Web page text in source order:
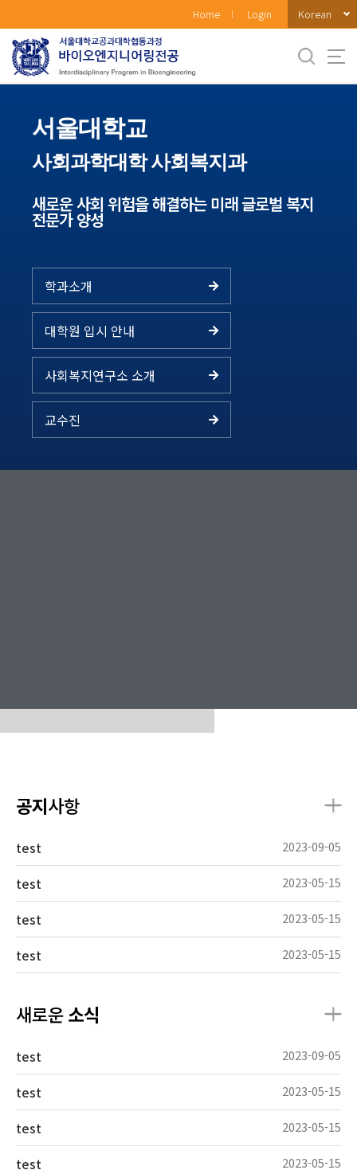
로
메
Home Login Korean
서울대학교
사회과학대학 사회복지과
새로운 사회 위험을 해결하는 미래 글로벌 복지
전문가 양성
학과소개
대학원 입시 안내
사회복지연구소 소개
교수진
공지사항
test 2023-09-05
test 2023-05-15
test 2023-05-15
test 2023-05-15
새로운소식
test 2023-09-05
test 2023-05-15
test 2023-05-15
test 2023-05-15